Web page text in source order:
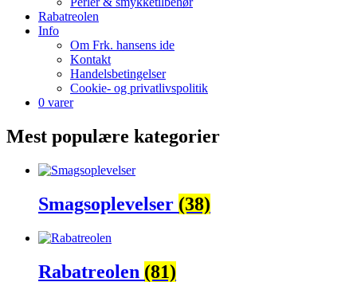
Rabatreolen
Info
Om Frk. hansens ide
Kontakt
Handelsbetingelser
Cookie- og privatlivspolitik
0 varer
Mest populære kategorier
Smagsoplevelser (38)
Rabatreolen (81)